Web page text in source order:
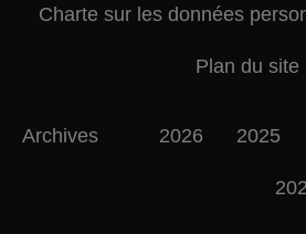
Charte sur les données
Plan du site
Archives 2026 2025